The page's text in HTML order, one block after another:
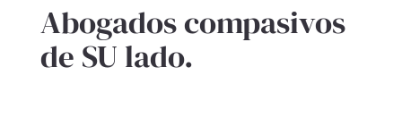
Abogados compasivos
de SU lado.